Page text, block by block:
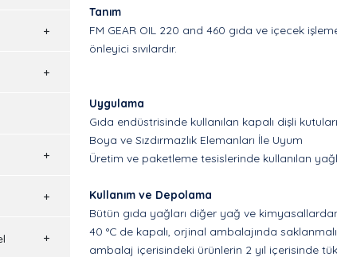
Tanım
FM GEAR OIL 220 and 460 gıda ve içecek
önleyici sıvılardır.
Uygulama
Gıda endüstrisinde kullanılan kapalı dişli
Boya ve Sızdırmazlık Elemanları İle Uyum
Üretim ve paketleme tesislerinde kullanılan
Kullanım ve Depolama
Bütün gıda yağları diğer yağ ve kimyasallardan
40 °C de kapalı, orjinal ambalajında
ambalaj içerisindeki ürünlerin 2 yıl içerisinde